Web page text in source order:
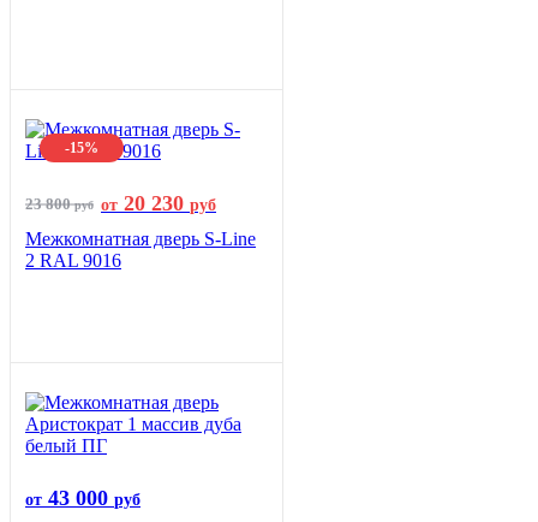
-15%
23 800руб от 20 230 руб
Межкомнатная дверь S-Line
2 RAL 9016
от 43 000 руб